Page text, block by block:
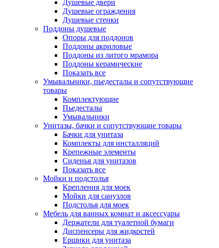
Душевые двери
Душевые ограждения
Душевые стенки
Поддоны душевые
Опоры для поддонов
Поддоны акриловые
Поддоны из литого мрамора
Поддоны керамические
Показать все
Умывальники, пьедесталы и сопутствующие
товары
Комплектующие
Пьедесталы
Умывальники
Унитазы, бачки и сопутствующие товары
Бачки для унитаза
Комплекты для инсталляций
Крепежные элементы
Сиденья для унитазов
Показать все
Мойки и подстолья
Крепления для моек
Мойки для санузлов
Подстолья для моек
Мебель для ванных комнат и аксессуары
Держатели для туалетной бумаги
Диспенсеры для жидкостей
Ершики для унитаза